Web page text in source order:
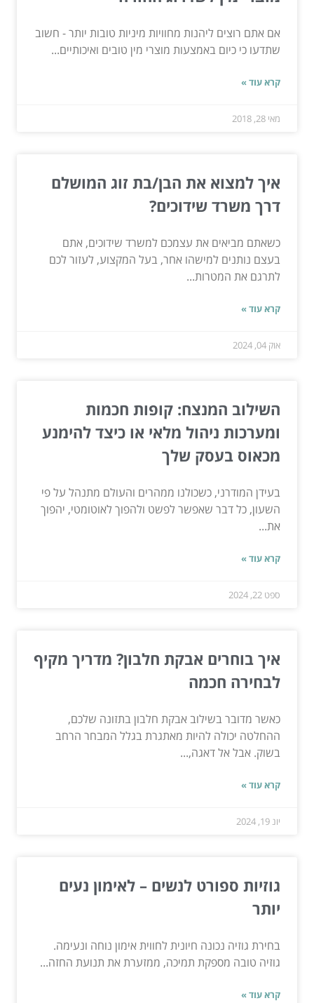
אם אתם רוצים ליהנות מחוויות מיניות טובות יותר - חשוב
שתדעו כי כיום באמצעות מוצרי מין טובים ואיכותיים...
קרא עוד »
מאי 28, 2018
איך למצוא את הבן/בת זוג המושלם
דרך משרד שידוכים?
כשאתם מביאים את עצמכם למשרד שידוכים, אתם
בעצם נותנים למישהו אחר, בעל המקצוע, לעזור לכם
לתרגם את המטרות...
קרא עוד »
אוק 04, 2024
השילוב המנצח: קופות חכמות
ומערכות ניהול מלאי או כיצד להימנע
מכאוס בעסק שלך
בעידן המודרני, כשכולנו ממהרים והעולם מתנהל על פי
השעון, כל דבר שאפשר לפשט ולהפוך לאוטומטי, יהפוך
את...
קרא עוד »
ספט 22, 2024
איך בוחרים אבקת חלבון? מדריך מקיף
לבחירה חכמה
כאשר מדובר בשילוב אבקת חלבון בתזונה שלכם,
ההחלטה יכולה להיות מאתגרת בגלל המבחר הרחב
בשוק. אבל אל דאגה,...
קרא עוד »
יונ 19, 2024
גוזיות ספורט לנשים – לאימון נעים
יותר
בחירת גוזיה נכונה חיונית לחווית אימון נוחה ונעימה.
גוזיה טובה מספקת תמיכה, ממזערת את תנועת החזה...
קרא עוד »